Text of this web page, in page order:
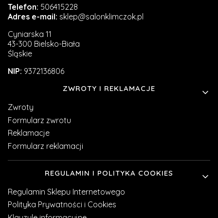
Telefon: 506415228
Adres e-mail: sklep@salonklimczok.pl
Cyniarska 11
43-300 Bielsko-Biała
Śląskie
NIP: 9372136806
Linki w stopceZWROTY I REKLAMACJE
Zwroty
Formularz zwrotu
Reklamacje
Formularz reklamacji
REGULAMIN I POLITYKA COOKIES
Regulamin Sklepu Internetowego
Polityka Prywatności i Cookies